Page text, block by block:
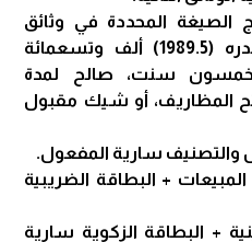
الصيغة المحددة في وثائق
المناقصة بمبلغ مقطوع قدره (1989.5) ألف وتسعمائة
سنت، صالح لمدة
المظاريف، أو شيك مقبول
+ البطاقة الضريبية
+ البطاقة الزكوية سارية